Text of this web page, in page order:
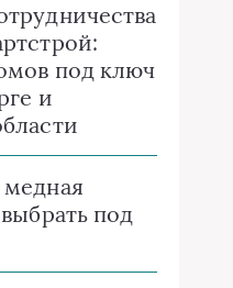
под ключ
и
под